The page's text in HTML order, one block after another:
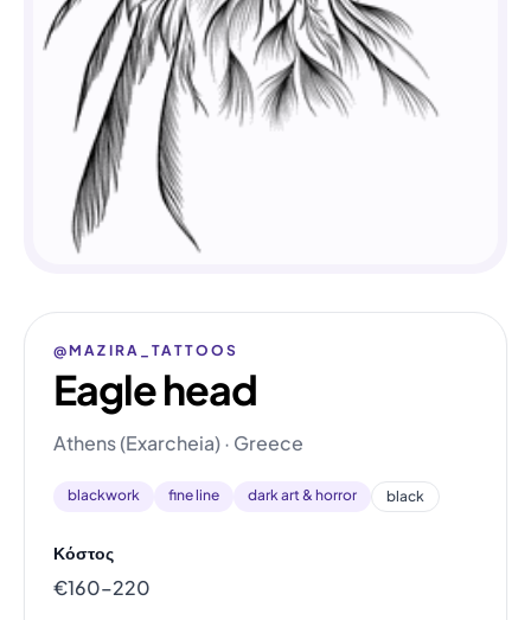
@MAZIRA_TATTOOS
Eagle head
Athens (Exarcheia) · Greece
blackwork fine line dark art & horror black
Κόστος
€160–220